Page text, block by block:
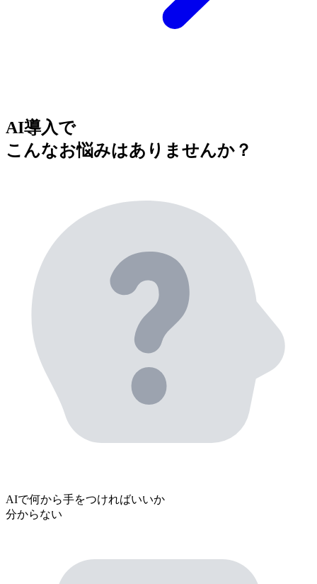
AI導入で
こんなお悩みはありませんか？
AIで何から手をつければいいか
分からない